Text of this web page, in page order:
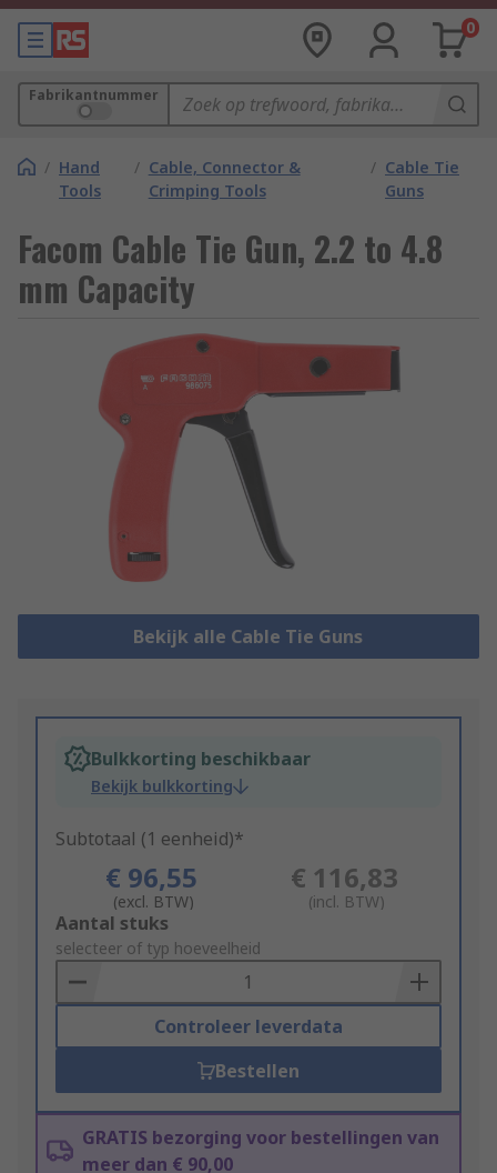
0
Fabrikantnummer
/ Hand
Tools
/ Cable, Connector &
Crimping Tools
/ Cable Tie
Guns
Facom Cable Tie Gun, 2.2 to 4.8
mm Capacity
Bekijk alle Cable Tie Guns
Bulkkorting beschikbaar
Bekijk bulkkorting
Subtotaal (1 eenheid)*
€ 96,55
(excl. BTW)
€ 116,83
(incl. BTW)
Add
to
Basket
Aantal stuks
selecteer of typ hoeveelheid
Controleer leverdata
Bestellen
GRATIS bezorging voor bestellingen van
meer dan € 90,00